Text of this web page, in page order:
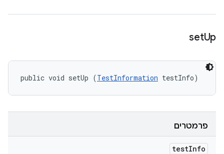
setUp
public void setUp (TestInformation testInfo)
פרמטרים
testInfo